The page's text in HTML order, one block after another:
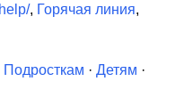
, Горячая линия,
Подросткам · Детям ·